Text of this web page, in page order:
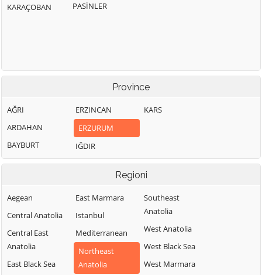
KARAÇOBAN
PASİNLER
Province
AĞRI
ARDAHAN
BAYBURT
ERZINCAN
ERZURUM
IĞDIR
KARS
Regioni
Aegean
Central Anatolia
Central East
Anatolia
East Black Sea
East Marmara
Istanbul
Mediterranean
Northeast
Anatolia
Southeast
Anatolia
West Anatolia
West Black Sea
West Marmara